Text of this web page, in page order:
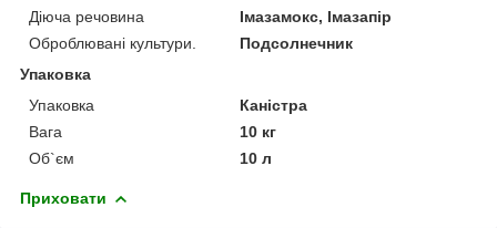
Діюча речовина
Імазамокс, Імазапір
Оброблювані культури.
Подсолнечник
Упаковка
Упаковка
Каністра
Вага
10 кг
Об`єм
10 л
Приховати